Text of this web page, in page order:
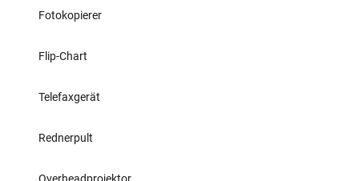
Fotokopierer
Flip-Chart
Telefaxgerät
Rednerpult
Overheadprojektor